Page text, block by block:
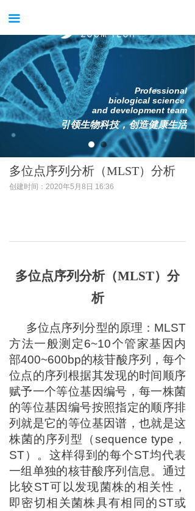
引领生物科技，创造健康生活
Professional
biological science
and development team
끀
首页
关于我们
新闻中心
产品中心
服务中心
获得支持
试用申请
多位点序列分析（MLST）分析
创建时间： 2020年5月8日 16:36
多位点序列分析（MLST）分
析
多位点序列分型的原理：MLST
方法一般测定6~10个管家基因内
部400~600bp的核苷酸序列，每个
位点的序列根据其发现的时间顺序
赋予一个等位基因编号，每一株菌
的等位基因编号按照指定的顺序排
列就是它的等位基因谱，也就是这
株菌的序列型（sequence type，
ST）。这样得到的每个ST均代表
一组单独的核苷酸序列信息。通过
比较ST可以发现菌株的相关性，
即密切相关菌株具有相同的ST或